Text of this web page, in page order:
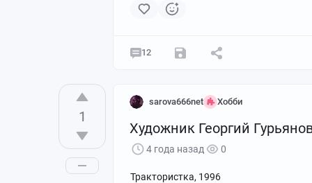
12
1
sarova666net Хобби
Художник Георгий
4 года назад 0
Трактористка, 1996